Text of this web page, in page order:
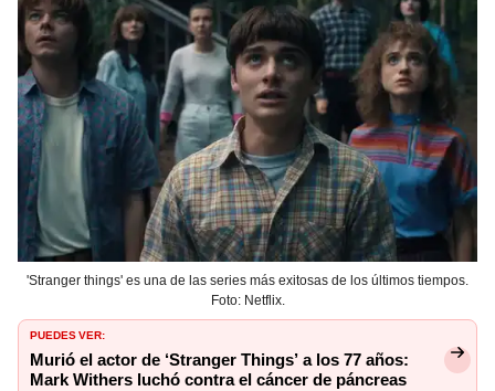
'Stranger things' es una de las series más exitosas de los últimos tiempos.
Foto: Netflix.
PUEDES VER:
Murió el actor de ‘Stranger Things’ a los 77 años:
Mark Withers luchó contra el cáncer de páncreas